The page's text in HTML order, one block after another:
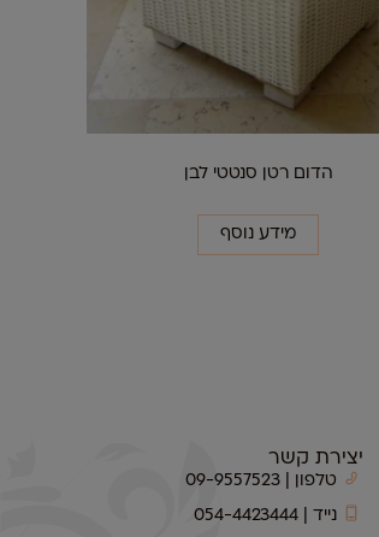
הדום רטן סנטטי לבן
מידע נוסף
יצירת קשר
טלפון | 09-9557523
נייד | 054-4423444